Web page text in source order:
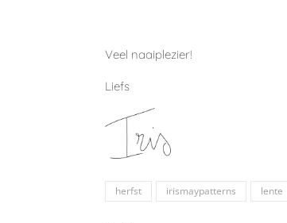
Veel naaiplezier!
Liefs
herfst irismaypatterns lente